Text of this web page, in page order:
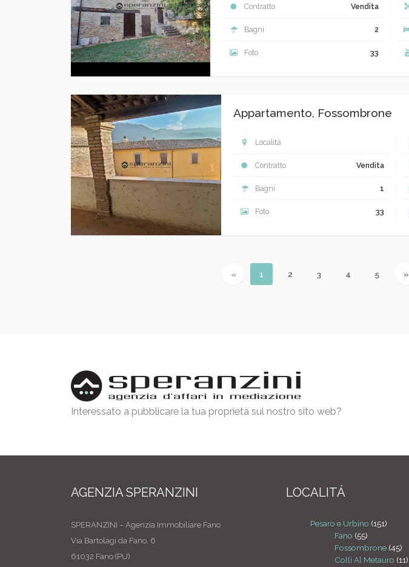
Contratto Vendita
Bagni 2
Foto 33
Appartamento, Fossombrone
Località
Contratto Vendita
Bagni 1
Foto 33
« Previous
1 (current)
2 3 4 5 »
Interessato a pubblicare la tua proprietà sul nostro sito web?
AGENZIA SPERANZINI
SPERANZINI – Agenzia Immobiliare Fano
Via Bartolagi da Fano, 6
61032 Fano (PU)
LOCALITÁ
Pesaro e Urbino (151)
Fano (55)
Fossombrone (45)
Colli Al Metauro (11)